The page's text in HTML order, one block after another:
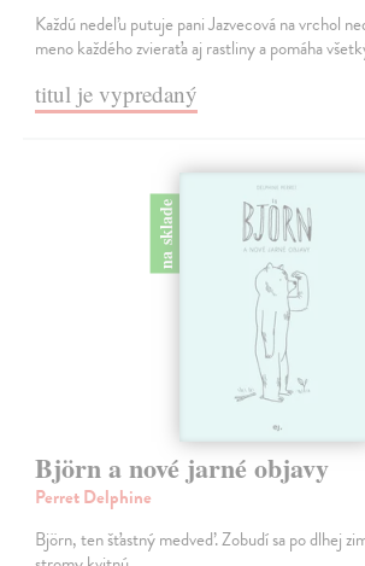
Každú nedeľu putuje pani Jazvecová na vrchol
meno každého zvieraťa aj rastliny a pomáha
titul je vypredaný
na sklade
Björn a nové jarné objavy
Perret Delphine
Björn, ten šťastný medveď. Zobudí sa po dlhej